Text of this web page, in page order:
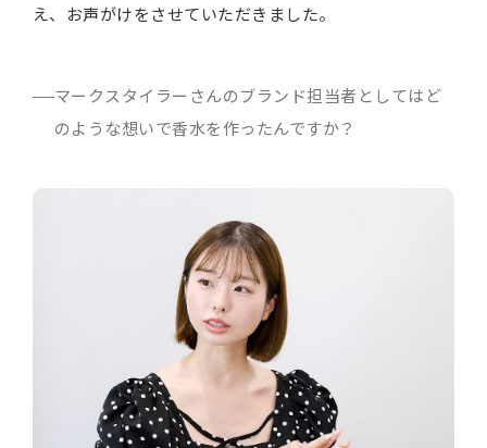
え、お声がけをさせていただきました。
マークスタイラーさんのブランド担当者としてはど
のような想いで香水を作ったんですか？